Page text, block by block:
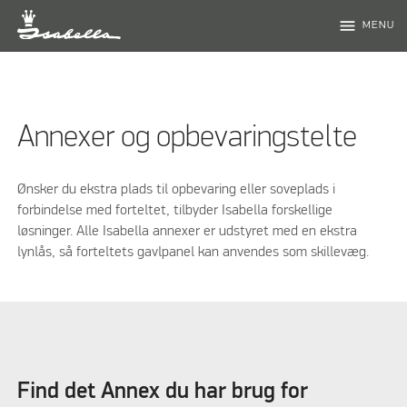
menu MENU
Annexer og opbevaringstelte
Ønsker du ekstra plads til opbevaring eller soveplads i
forbindelse med forteltet, tilbyder Isabella forskellige
løsninger. Alle Isabella annexer er udstyret med en ekstra
lynlås, så forteltets gavlpanel kan anvendes som skillevæg.
Find det Annex du har brug for